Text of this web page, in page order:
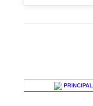
PRINCIPAL